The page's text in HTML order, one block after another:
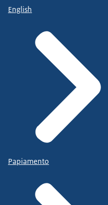
English
Papiamento